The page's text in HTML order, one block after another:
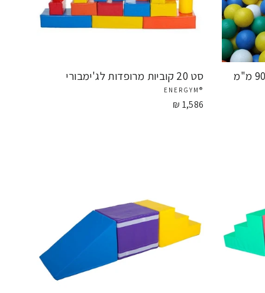
מספקים ריפוד
בצורה מהנה.
סנסורית מרגשת.
כדור ג'ימבורי צבעוני לבריכה 90 מ"מ
סט 20 קוביות מרופדות לג'ימבורי
®ENERGYM
1,586 ₪